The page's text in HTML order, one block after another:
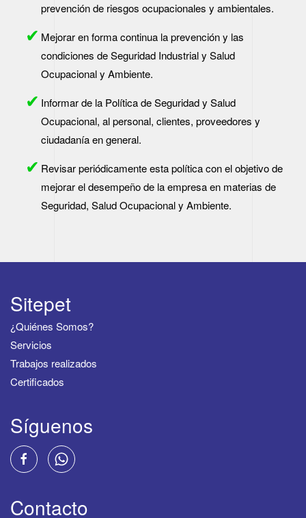
prevención de riesgos ocupacionales y ambientales.
Mejorar en forma continua la prevención y las
condiciones de Seguridad Industrial y Salud
Ocupacional y Ambiente.
Informar de la Política de Seguridad y Salud
Ocupacional, al personal, clientes, proveedores y
ciudadanía en general.
Revisar periódicamente esta política con el objetivo de
mejorar el desempeño de la empresa en materias de
Seguridad, Salud Ocupacional y Ambiente.
Sitepet
¿Quiénes Somos?
Servicios
Trabajos realizados
Certificados
Síguenos
Contacto